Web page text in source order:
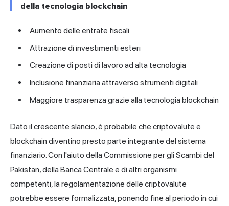
della tecnologia blockchain
Aumento delle entrate fiscali
Attrazione di investimenti esteri
Creazione di posti di lavoro ad alta tecnologia
Inclusione finanziaria attraverso strumenti digitali
Maggiore trasparenza grazie alla tecnologia blockchain
Dato il crescente slancio, è probabile che criptovalute e
blockchain diventino presto parte integrante del sistema
finanziario. Con l'aiuto della Commissione per gli Scambi del
Pakistan, della Banca Centrale e di altri organismi
competenti, la regolamentazione delle criptovalute
potrebbe essere formalizzata, ponendo fine al periodo in cui